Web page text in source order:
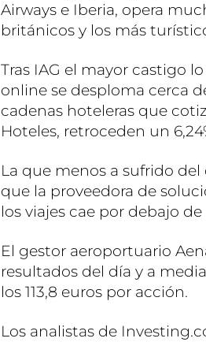
Airways e Iberia, opera
británicos y los más
Tras IAG el mayor castigo
online se desploma cerca
cadenas hoteleras que
Hoteles, retroceden un
La que menos a sufrido
que la proveedora de
los viajes cae por debajo de
El gestor aeroportuario
resultados del día y a
los 113,8 euros por acción.
Los analistas de